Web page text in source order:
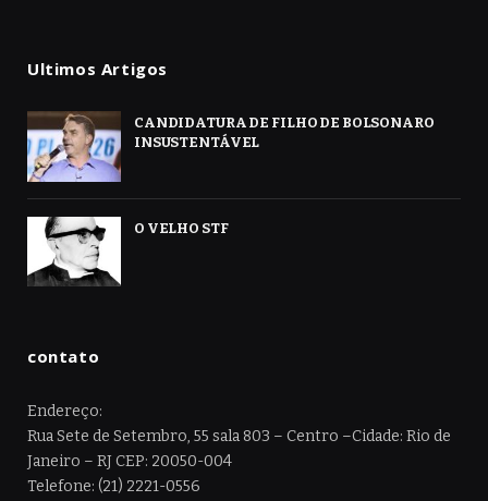
Ultimos Artigos
CANDIDATURA DE FILHO DE BOLSONARO
INSUSTENTÁVEL
O VELHO STF
contato
Endereço:
Rua Sete de Setembro, 55 sala 803 – Centro –Cidade: Rio de
Janeiro – RJ CEP: 20050-004
Telefone: (21) 2221-0556